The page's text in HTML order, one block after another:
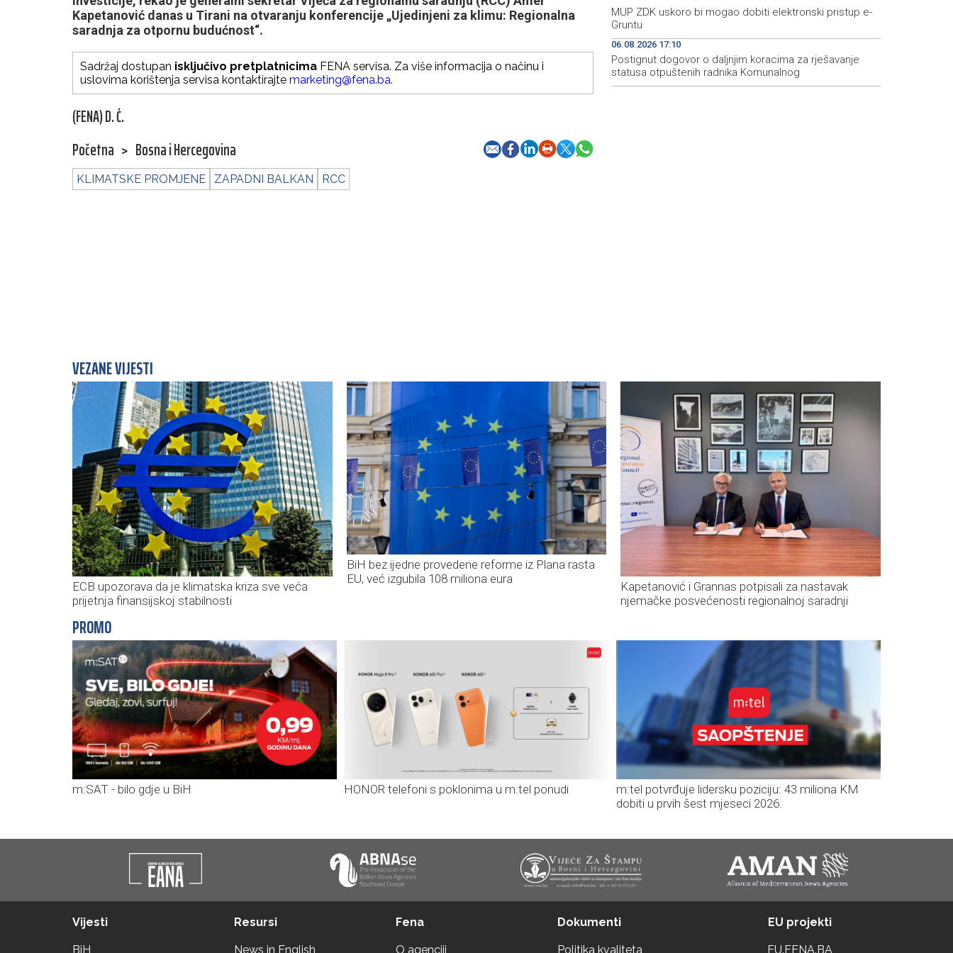
Kapetanović danas u Tirani na otvaranju konferencije „Ujedinjeni za klimu: Regionalna
saradnja za otpornu budućnost“.
Sadržaj dostupan isključivo pretplatnicima FENA servisa. Za više informacija o načinu i
uslovima korištenja servisa kontaktirajte marketing@fena.ba.
(FENA) D. Ć.
Početna > Bosna i Hercegovina
KLIMATSKE PROMJENE ZAPADNI BALKAN RCC
MUP ZDK uskoro bi mogao dobiti elektronski pristup e-
Gruntu
06.08.2026 17:10
Postignut dogovor o daljnjim koracima za rješavanje
statusa otpuštenih radnika Komunalnog
VEZANE VIJESTI
ECB upozorava da je klimatska kriza sve veća
prijetnja finansijskoj stabilnosti
BiH bez ijedne provedene reforme iz Plana rasta
EU, već izgubila 108 miliona eura
Kapetanović i Grannas potpisali za nastavak
njemačke posvećenosti regionalnoj saradnji
PROMO
m:SAT - bilo gdje u BiH HONOR telefoni s poklonima u m:tel ponudi
m:tel potvrđuje lidersku poziciju: 43 miliona KM
dobiti u prvih šest mjeseci 2026.
Vijesti
BiH
Resursi
News in English
Fena
O agenciji
Dokumenti
Politika kvaliteta
EU projekti
EU.FENA.BA